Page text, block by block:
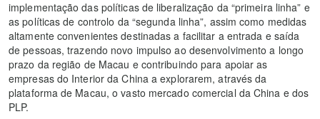
implementação das políticas de liberalização da “primeira linha” e
as políticas de controlo da “segunda linha”, assim como medidas
altamente convenientes destinadas a facilitar a entrada e saída
de pessoas, trazendo novo impulso ao desenvolvimento a longo
prazo da região de Macau e contribuindo para apoiar as
empresas do Interior da China a explorarem, através da
plataforma de Macau, o vasto mercado comercial da China e dos
PLP.